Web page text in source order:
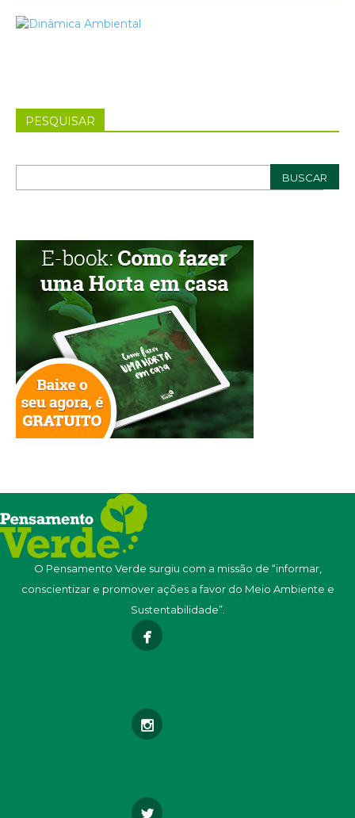
PESQUISAR
O Pensamento Verde surgiu com a missão de “informar,
conscientizar e promover ações a favor do Meio Ambiente e
Sustentabilidade”.